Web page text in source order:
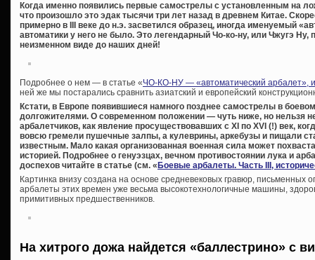
Когда именно появились первые самострелы с установленным на
что произошло это эдак тысячи три лет назад в древнем Китае.
примерно в III веке до н.э. засветился образец, иногда именуемый
автоматики у него не было. Это легендарный Чо-ко-ну, или Чжугэ Ну,
неизменном виде до наших дней!
Подробнее о нем — в статье «ЧО-КО-НУ — «автоматический арбалет»,
ней же мы постарались сравнить азиатский и европейский
Кстати, в Европе появившиеся намного позднее самострелы в
долгожителями. О современном положении — чуть ниже, но нельзя
арбалетчиков, как явление просуществовавших с XI по XVI (!) век,
вовсю гремели пушечные залпы, а кулеврины, аркебузы и пищали
известным. Мало какая организованная военная сила может
историей. Подробнее о генуэзцах, вечном противостоянии лука и
доспехов читайте в статье (см. « Боевые арбалеты. Часть III,
Картинка внизу создана на основе средневековых гравюр, письменных
арбалеты этих времен уже весьма высокотехнологичные машины,
примитивных предшественников.
На хитрого дожа найдется «баллестрино» с